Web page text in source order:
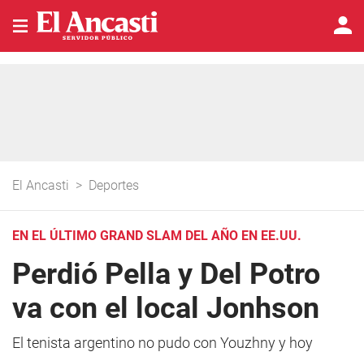
El Ancasti > Deportes
EN EL ÚLTIMO GRAND SLAM DEL AÑO EN EE.UU.
Perdió Pella y Del Potro
va con el local Jonhson
El tenista argentino no pudo con Youzhny y hoy